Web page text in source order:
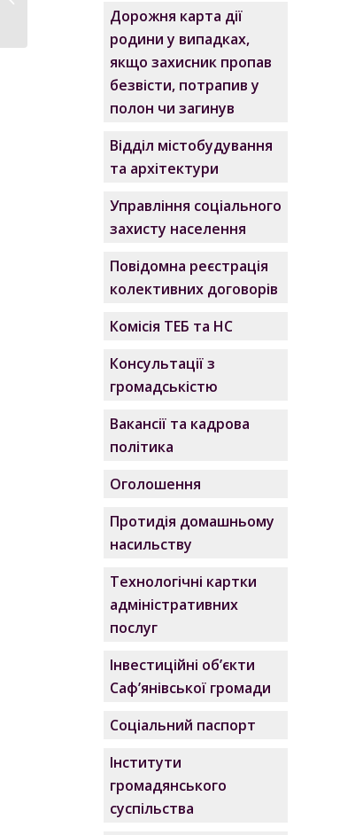
Дорожня карта дії
родини у випадках,
якщо захисник пропав
безвісти, потрапив у
полон чи загинув
Відділ містобудування
та архітектури
Управління соціального
захисту населення
Повідомна реєстрація
колективних договорів
Комісія ТЕБ та НС
Консультації з
громадськістю
Вакансії та кадрова
політика
Оголошення
Протидія домашньому
насильству
Технологічні картки
адміністративних
послуг
Інвестиційні об’єкти
Саф’янівської громади
Соціальний паспорт
Інститути
громадянського
суспільства